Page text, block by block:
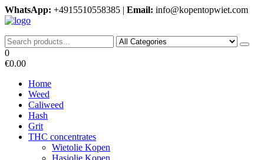
Skip
to
content
WhatsApp: +4915510558385 | Email: info@kopentopwiet.com
kopentop wiet
kopentop wiet
0
€0.00
Home
Weed
Caliweed
Hash
Grit
THC concentrates
Wietolie Kopen
Hasjolie Kopen